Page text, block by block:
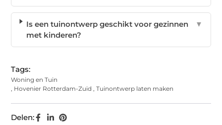
Is een tuinontwerp geschikt voor gezinnen
met kinderen?
▼
Tags:
Woning en Tuin
, Hovenier Rotterdam-Zuid ,Tuinontwerp laten maken
Delen: